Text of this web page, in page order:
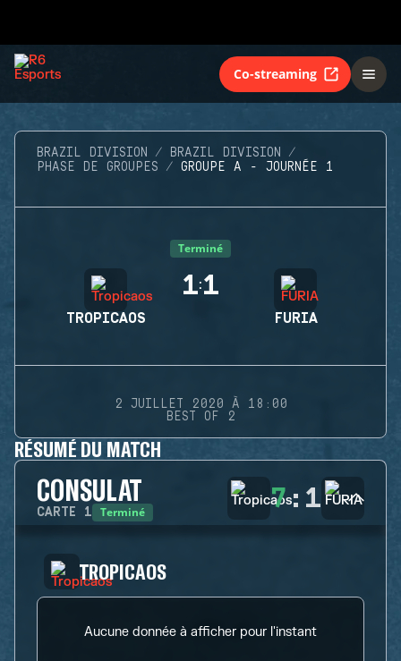
Co-streaming
BRAZIL DIVISION
BRAZIL DIVISION
PHASE DE GROUPES
GROUPE A - JOURNÉE 1
Terminé
TROPICAOS
1:1
FURIA
2 JUILLET 2020 À 18:00
BEST OF 2
RÉSUMÉ DU MATCH
CONSULAT
CARTE 1 Terminé 7: 1
TROPICAOS
Aucune donnée à afficher pour l'instant